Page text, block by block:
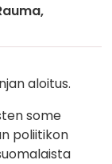
aloitus.
some
poliitikon